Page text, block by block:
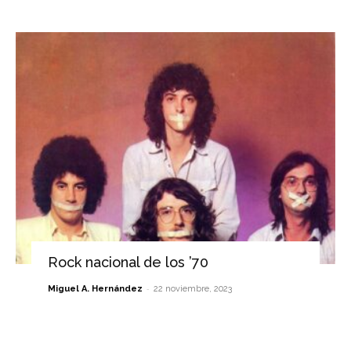
Rock nacional de los ’70
Miguel A. Hernández - 22 noviembre, 2023